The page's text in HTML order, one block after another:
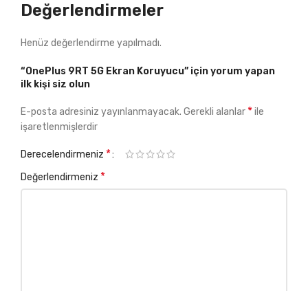
Değerlendirmeler
Henüz değerlendirme yapılmadı.
“OnePlus 9RT 5G Ekran Koruyucu” için yorum yapan
ilk kişi siz olun
E-posta adresiniz yayınlanmayacak. Gerekli alanlar *ile
işaretlenmişlerdir
Derecelendirmeniz *
Değerlendirmeniz *